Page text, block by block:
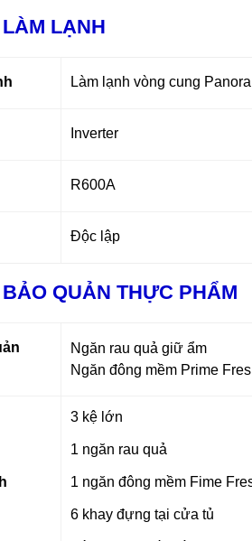
LẠNH
Làm lạnh vòng cung
Inverter
R600A
Độc lập
QUẢN THỰC PHẨM
Ngăn rau quả giữ ẩm
Ngăn đông mềm Prime
3 kệ lớn
1 ngăn rau quả
1 ngăn đông mềm Fime
6 khay đựng tại cửa tủ